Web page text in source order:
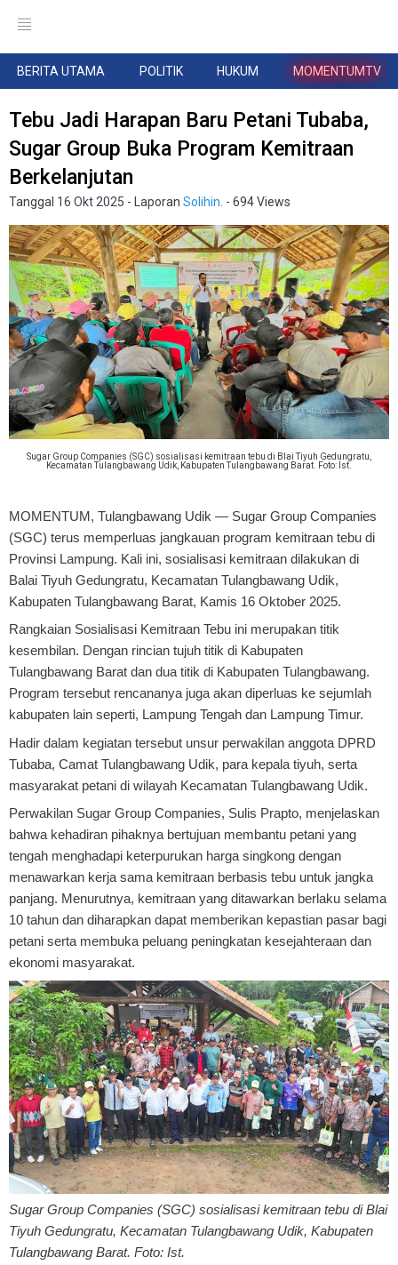
BERITA UTAMA POLITIK HUKUM MOMENTUMTV
Tebu Jadi Harapan Baru Petani Tubaba,
Sugar Group Buka Program Kemitraan
Berkelanjutan
Tanggal 16 Okt 2025 - Laporan Solihin. - 694 Views
Sugar Group Companies (SGC) sosialisasi kemitraan tebu di Blai Tiyuh Gedungratu,
Kecamatan Tulangbawang Udik, Kabupaten Tulangbawang Barat. Foto: Ist.
MOMENTUM, Tulangbawang Udik — Sugar Group Companies
(SGC) terus memperluas jangkauan program kemitraan tebu di
Provinsi Lampung. Kali ini, sosialisasi kemitraan dilakukan di
Balai Tiyuh Gedungratu, Kecamatan Tulangbawang Udik,
Kabupaten Tulangbawang Barat, Kamis 16 Oktober 2025.
Rangkaian Sosialisasi Kemitraan Tebu ini merupakan titik
kesembilan. Dengan rincian tujuh titik di Kabupaten
Tulangbawang Barat dan dua titik di Kabupaten Tulangbawang.
Program tersebut rencananya juga akan diperluas ke sejumlah
kabupaten lain seperti, Lampung Tengah dan Lampung Timur.
Hadir dalam kegiatan tersebut unsur perwakilan anggota DPRD
Tubaba, Camat Tulangbawang Udik, para kepala tiyuh, serta
masyarakat petani di wilayah Kecamatan Tulangbawang Udik.
Perwakilan Sugar Group Companies, Sulis Prapto, menjelaskan
bahwa kehadiran pihaknya bertujuan membantu petani yang
tengah menghadapi keterpurukan harga singkong dengan
menawarkan kerja sama kemitraan berbasis tebu untuk jangka
panjang. Menurutnya, kemitraan yang ditawarkan berlaku selama
10 tahun dan diharapkan dapat memberikan kepastian pasar bagi
petani serta membuka peluang peningkatan kesejahteraan dan
ekonomi masyarakat.
Sugar Group Companies (SGC) sosialisasi kemitraan tebu di Blai
Tiyuh Gedungratu, Kecamatan Tulangbawang Udik, Kabupaten
Tulangbawang Barat. Foto: Ist.